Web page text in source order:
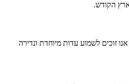
הקודש.
זוכים לשמוע עדות מיוחדת ונדירה